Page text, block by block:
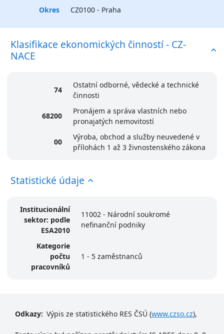
Okres
CZ0100 - Praha
Klasifikace ekonomických činností - CZ-
NACE
74
Ostatní odborné, vědecké a technické
činnosti
68200
Pronájem a správa vlastních nebo
pronajatých nemovitostí
00
Výroba, obchod a služby neuvedené v
přílohách 1 až 3 živnostenského zákona
Statistické údaje
Institucionální
sektor: podle
ESA2010
11002 - Národní soukromé
nefinanční podniky
Kategorie
počtu
pracovníků
1 - 5 zaměstnanců
Odkazy: Výpis ze statistického RES ČSÚ (www.czso.cz),